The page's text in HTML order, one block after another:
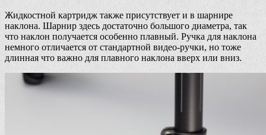
Жидкостной картридж также присутствует и в шарнире
наклона. Шарнир здесь достаточно большого диаметра, так
что наклон получается особенно плавный. Ручка для наклона
немного отличается от стандартной видео-ручки, но тоже
длинная что важно для плавного наклона вверх или вниз.